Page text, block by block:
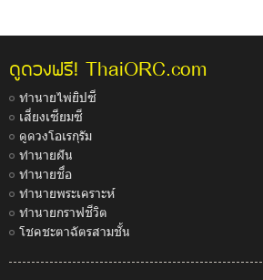
ดูดวงฟรี! ThaiORC.com
ทำนายไพ่ยิปซี
เสี่ยงเซียมซี
ดูดวงโอเรกุรัม
ทำนายฝัน
ทำนายชื่อ
ทำนายพระเคราะห์
ทำนายกราฟชีวิต
โชคชะตาฉัตรสามชั้น